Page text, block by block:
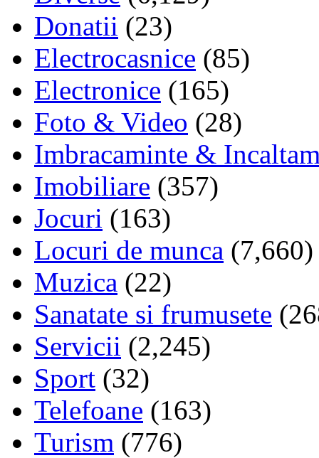
Donatii (23)
Electrocasnice (85)
Electronice (165)
Foto & Video (28)
Imbracaminte &
Imobiliare (357)
Jocuri (163)
Locuri de munca (7,660)
Muzica (22)
Sanatate si frumusete
Servicii (2,245)
Sport (32)
Telefoane (163)
Turism (776)